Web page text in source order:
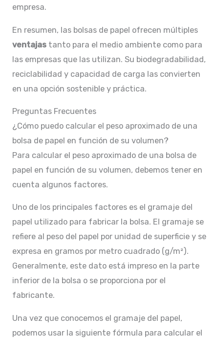
empresa.
En resumen, las bolsas de papel ofrecen múltiples
ventajas tanto para el medio ambiente como para
las empresas que las utilizan. Su biodegradabilidad,
reciclabilidad y capacidad de carga las convierten
en una opción sostenible y práctica.
Preguntas Frecuentes
¿Cómo puedo calcular el peso aproximado de una
bolsa de papel en función de su volumen?
Para calcular el peso aproximado de una bolsa de
papel en función de su volumen, debemos tener en
cuenta algunos factores.
Uno de los principales factores es el gramaje del
papel utilizado para fabricar la bolsa. El gramaje se
refiere al peso del papel por unidad de superficie y se
expresa en gramos por metro cuadrado (g/m²).
Generalmente, este dato está impreso en la parte
inferior de la bolsa o se proporciona por el
fabricante.
Una vez que conocemos el gramaje del papel,
podemos usar la siguiente fórmula para calcular el